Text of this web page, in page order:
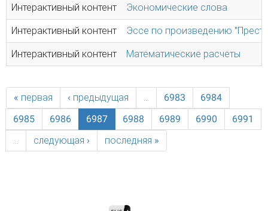
Интерактивный контент Экономические слова
Интерактивный контент Эссе по произведению
Интерактивный контент Математические расчеты
« первая ‹ предыдущая … 6983
6984
6985
6986 6987 6988 6989 6990
6991
…
следующая › последняя »